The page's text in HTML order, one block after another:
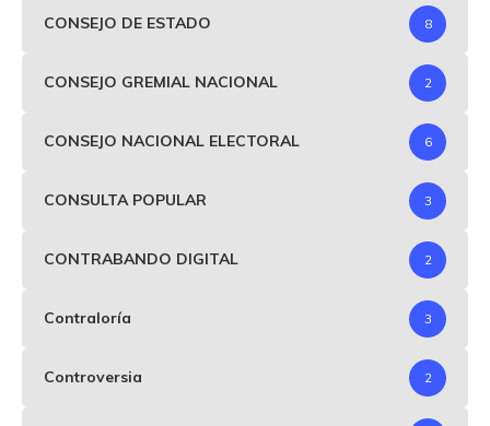
CONSEJO DE ESTADO 8
CONSEJO GREMIAL NACIONAL 2
CONSEJO NACIONAL ELECTORAL 6
CONSULTA POPULAR 3
CONTRABANDO DIGITAL 2
Contraloría 3
Controversia 2